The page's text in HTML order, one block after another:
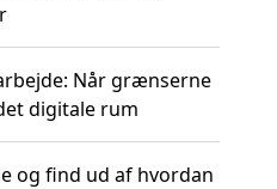
Når grænserne
digitale rum
og find ud af hvordan